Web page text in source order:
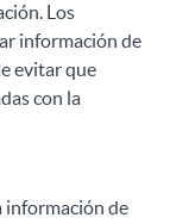
Los
información de
evitar que
con la
información de